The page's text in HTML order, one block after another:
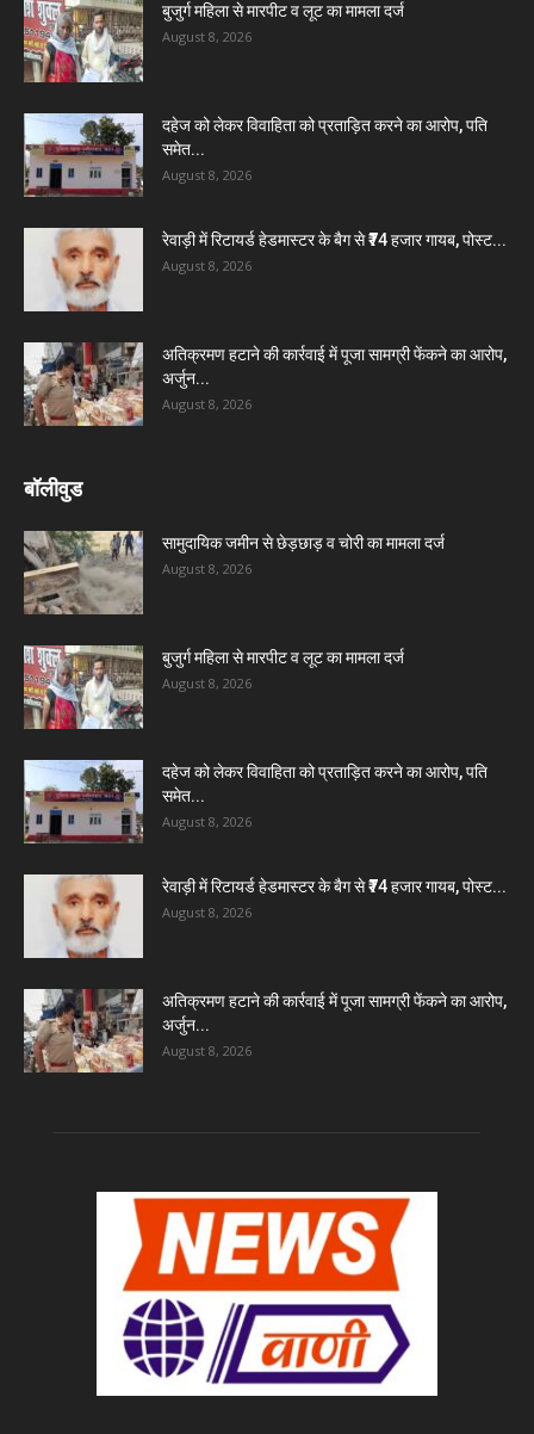
बुजुर्ग महिला से मारपीट व लूट का मामला दर्ज
August 8, 2026
दहेज को लेकर विवाहिता को प्रताड़ित करने का आरोप, पति
समेत...
August 8, 2026
रेवाड़ी में रिटायर्ड हेडमास्टर के बैग से ₹74 हजार गायब, पोस्ट...
August 8, 2026
अतिक्रमण हटाने की कार्रवाई में पूजा सामग्री फेंकने का आरोप,
अर्जुन...
August 8, 2026
बॉलीवुड
सामुदायिक जमीन से छेड़छाड़ व चोरी का मामला दर्ज
August 8, 2026
बुजुर्ग महिला से मारपीट व लूट का मामला दर्ज
August 8, 2026
दहेज को लेकर विवाहिता को प्रताड़ित करने का आरोप, पति
समेत...
August 8, 2026
रेवाड़ी में रिटायर्ड हेडमास्टर के बैग से ₹74 हजार गायब, पोस्ट...
August 8, 2026
अतिक्रमण हटाने की कार्रवाई में पूजा सामग्री फेंकने का आरोप,
अर्जुन...
August 8, 2026